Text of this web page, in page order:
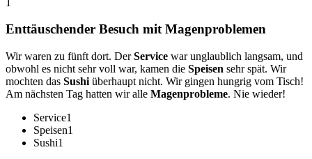
Enttäuschender Besuch mit Magenproblemen
Wir waren zu fünft dort. DerService war unglaublich langsam, und
obwohl es nicht sehr voll war, kamen die Speisen sehr spät. Wir
mochten das Sushi überhaupt nicht. Wir gingen hungrig vom Tisch!
Am nächsten Tag hatten wir alle Magenprobleme. Nie wieder!
Service1
Speisen1
Sushi1